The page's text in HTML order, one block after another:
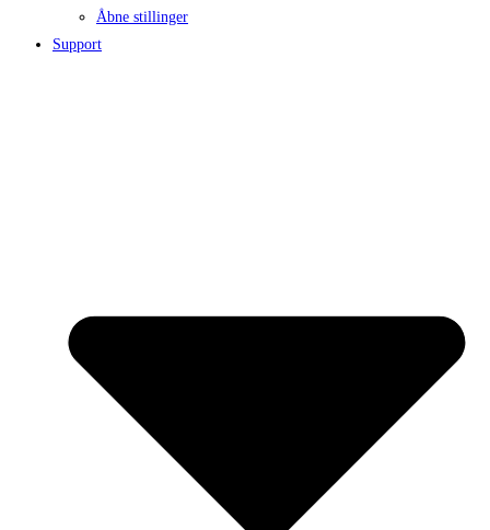
Åbne stillinger
Support